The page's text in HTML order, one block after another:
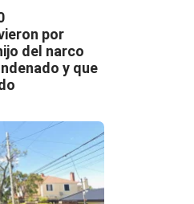
por
del narco
y que